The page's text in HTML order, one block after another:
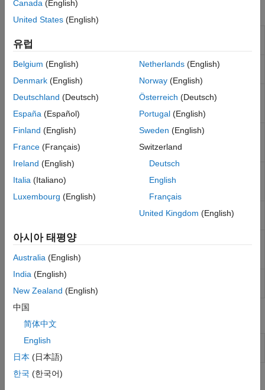
Messages & Events
Model-Wide Utilities
Ports and Subsystems
신호 특성
신호 라우팅
Sinks
Sources
User-Defined Functions
Additional Math and Discrete
블록
Table
2-D Lookup
Approximate two-dimensional function
Direct
Lookup
Table (n-D)
Index into n-dimensional table to retrieve
element, vector, or 2-D matrix
Interpolation
Using
Prelookup
Use precalculated index and fraction values
to accelerate approximation of N-dimensional
Lookup
Table
using dynamic table
Compute index and fraction for Interpolation
Sine
n-D Lookup
Table
툴
룩업 테이블
편집기
도움말 항목
Canada (English)
United States (English)
유럽
Belgium (English)
Denmark (English)
Deutschland (Deutsch)
España (Español)
Finland (English)
France (Français)
Ireland (English)
Italia (Italiano)
Luxembourg (English)
Netherlands(English)
Norway(English)
Österreich (Deutsch)
Portugal(English)
Sweden (English)
Switzerland
Deutsch
English
Français
United Kingdom (English)
아시아 태평양
Australia (English)
India (English)
New Zealand (English)
中国
简体中文
English
日本 (日本語)
한국 (한국어)